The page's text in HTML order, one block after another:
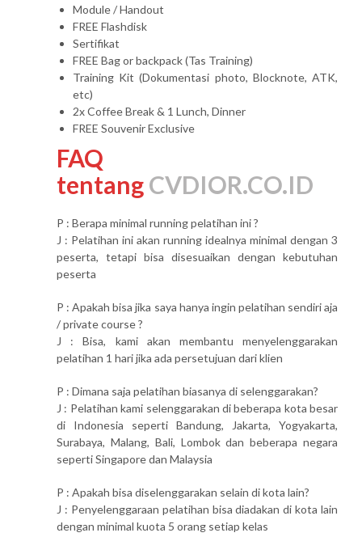
Module / Handout
FREE Flashdisk
Sertifikat
FREE Bag or backpack (Tas Training)
Training Kit (Dokumentasi photo, Blocknote, ATK,
etc)
2x Coffee Break & 1 Lunch, Dinner
FREE Souvenir Exclusive
FAQ
tentangCVDIOR.CO.ID
P : Berapa minimal running pelatihan ini ?
J : Pelatihan ini akan running idealnya minimal dengan 3
peserta, tetapi bisa disesuaikan dengan kebutuhan
peserta
P : Apakah bisa jika saya hanya ingin pelatihan sendiri aja
/ private course ?
J : Bisa, kami akan membantu menyelenggarakan
pelatihan 1 hari jika ada persetujuan dari klien
P : Dimana saja pelatihan biasanya di selenggarakan?
J : Pelatihan kami selenggarakan di beberapa kota besar
di Indonesia seperti Bandung, Jakarta, Yogyakarta,
Surabaya, Malang, Bali, Lombok dan beberapa negara
seperti Singapore dan Malaysia
P : Apakah bisa diselenggarakan selain di kota lain?
J : Penyelenggaraan pelatihan bisa diadakan di kota lain
dengan minimal kuota 5 orang setiap kelas